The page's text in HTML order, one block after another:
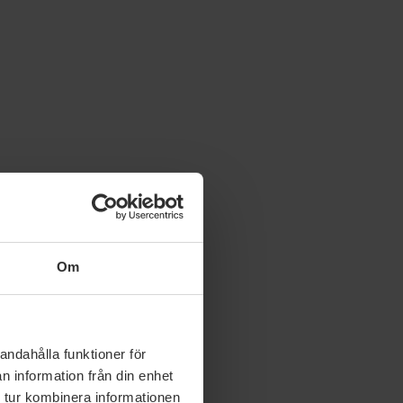
Om
funktioner för
information från din enhet
kombinera informationen